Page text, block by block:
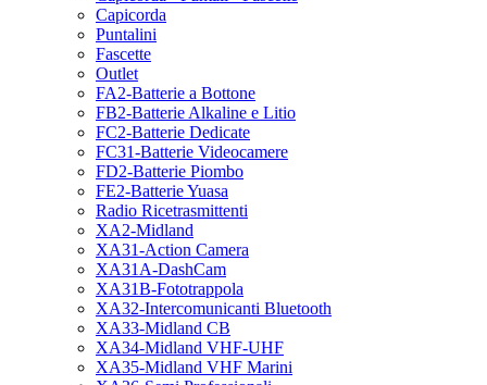
Capicorda
Puntalini
Fascette
Outlet
FA2-Batterie a Bottone
FB2-Batterie Alkaline e Litio
FC2-Batterie Dedicate
FC31-Batterie Videocamere
FD2-Batterie Piombo
FE2-Batterie Yuasa
Radio Ricetrasmittenti
XA2-Midland
XA31-Action Camera
XA31A-DashCam
XA31B-Fototrappola
XA32-Intercomunicanti Bluetooth
XA33-Midland CB
XA34-Midland VHF-UHF
XA35-Midland VHF Marini